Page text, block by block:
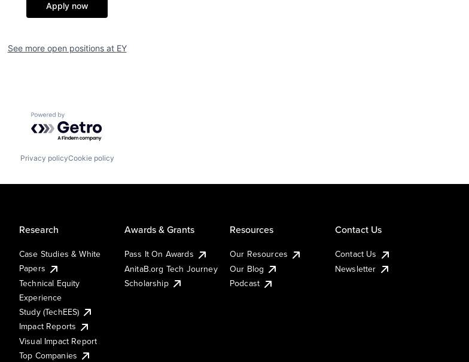
Apply now
See more open positions at EY
Powered by Getro.com
Privacy policyCookie policy
Research
Case Studies & White
Papers
Technical Equity
Experience
Study (TechEES)
Impact Reports
Visual Impact Report
Top Companies
Awards & Grants
Pass It On Awards
AnitaB.org Tech Journey
Scholarship
Resources
Our Resources
Our Blog
Podcast
Contact Us
Contact Us
Newsletter